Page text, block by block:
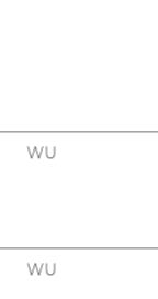
Kontakt
WU
WU